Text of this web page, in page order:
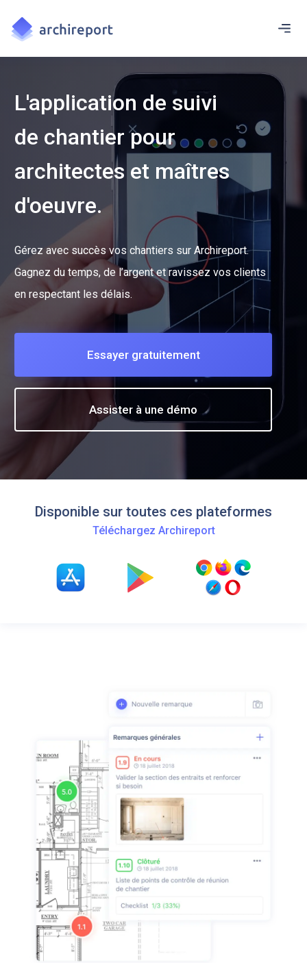
L'application de suivi
de chantier pour
architectes et maîtres
d'oeuvre.
Gérez avec succès vos chantiers sur Archireport.
Gagnez du temps, de l’argent et ravissez vos clients
en respectant les délais.
Essayer gratuitement
Assister à une démo
Disponible sur toutes ces plateformes
Téléchargez Archireport